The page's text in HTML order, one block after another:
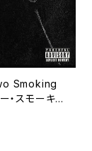
Smoking
・スモーキン